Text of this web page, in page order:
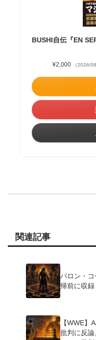
BUSHI自伝『EN
¥2,000 （2026/
関連記事
バロン・
帰前に収
【WWE
批判に反